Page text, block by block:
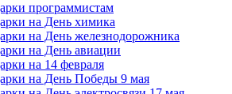
программистам
на День химика
на День железнодорожника
на День авиации
на 14 февраля
на День Победы 9 мая